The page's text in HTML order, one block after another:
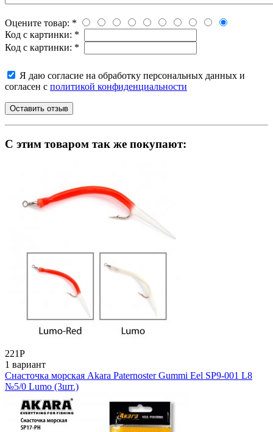
Оцените товар: *
Код с картинки: *
Код с картинки: *
Я даю согласие на обработку персональных данных и
согласен с политикой конфиденциальности
C этим товаром так же покупают:
221Р
1 вариант
Снасточка морская Akara Paternoster Gummi Eel SP9-001 L8
№5/0 Lumo (3шт.)